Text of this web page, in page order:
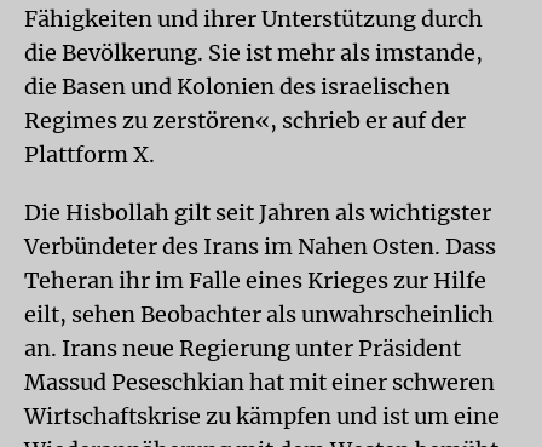
Fähigkeiten und ihrer Unterstützung durch
die Bevölkerung. Sie ist mehr als imstande,
die Basen und Kolonien des israelischen
Regimes zu zerstören«, schrieb er auf der
Plattform X.
Die Hisbollah gilt seit Jahren als wichtigster
Verbündeter des Irans im Nahen Osten. Dass
Teheran ihr im Falle eines Krieges zur Hilfe
eilt, sehen Beobachter als unwahrscheinlich
an. Irans neue Regierung unter Präsident
Massud Peseschkian hat mit einer schweren
Wirtschaftskrise zu kämpfen und ist um eine